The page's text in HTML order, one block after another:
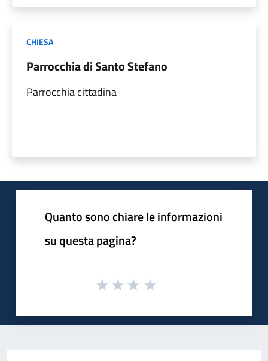
CHIESA
Parrocchia di Santo Stefano
Parrocchia cittadina
Quanto sono chiare le informazioni
su questa pagina?